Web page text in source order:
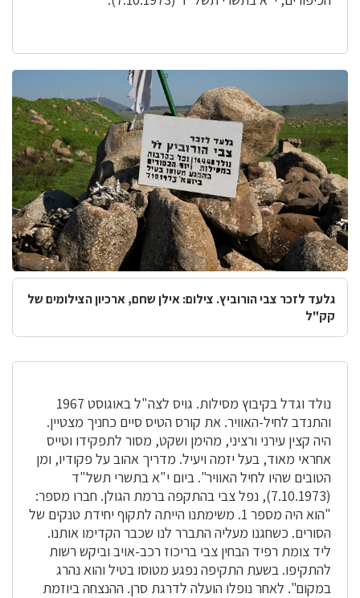
גלעד לזכר צבי הורוביץ. צילום: אילן שחם, ארכיון הצילומים של
קק"ל
נולד וגדל בקיבוץ מסילות. גויס לצה"ל באוגוסט 1967
והתנדב לחיל-האוויר. את קורס הטיס סיים כחניך מצטיין.
היה קצין עירני ורציני, מהימן ושקט, מסור לתפקידו וטייס
אחראי מאוד, בעל יזמה ויעיל. מדריך אהוב על פקודיו, ומן
הטובים שהיו לחיל האוויר". ביום י"א בתשרי תשל"ד
(7.10.1973), נפל צבי בהתקפה ברמת הגולן. חברו מספר:
"הוא היה מספר 1. משימתנו הייתה לתקוף יחידת טנקים של
הסורים. כשחגנו מעליה התברר לנו שכבר הקדימו אותנו.
ליד צומת רפיד הבחין צבי בריכוז רכב-אויב וביקש רשות
להתקיפו. בשעת התקיפה נפגע מטוסו בטיל והוא נהרג
במקום". לאחר נופלו הועלה לדרגת סרן. ההנצחה ביוזמת